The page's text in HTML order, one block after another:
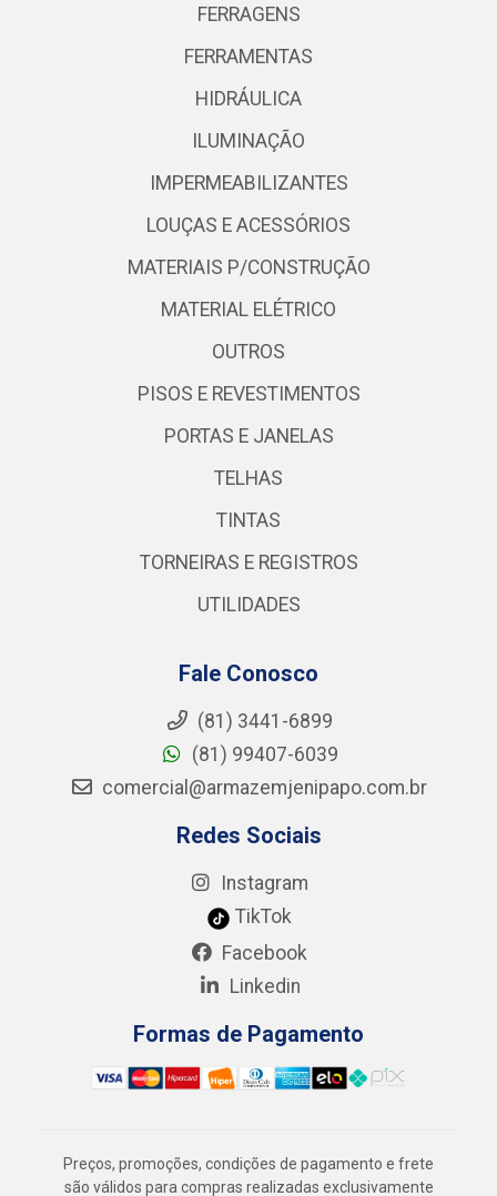
FERRAGENS
FERRAMENTAS
HIDRÁULICA
ILUMINAÇÃO
IMPERMEABILIZANTES
LOUÇAS E ACESSÓRIOS
MATERIAIS P/CONSTRUÇÃO
MATERIAL ELÉTRICO
OUTROS
PISOS E REVESTIMENTOS
PORTAS E JANELAS
TELHAS
TINTAS
TORNEIRAS E REGISTROS
UTILIDADES
Fale Conosco
(81) 3441-6899
(81) 99407-6039
comercial@armazemjenipapo.com.br
Redes Sociais
Instagram
TikTok
Facebook
Linkedin
Formas de Pagamento
Preços, promoções, condições de pagamento e frete
são válidos para compras realizadas exclusivamente